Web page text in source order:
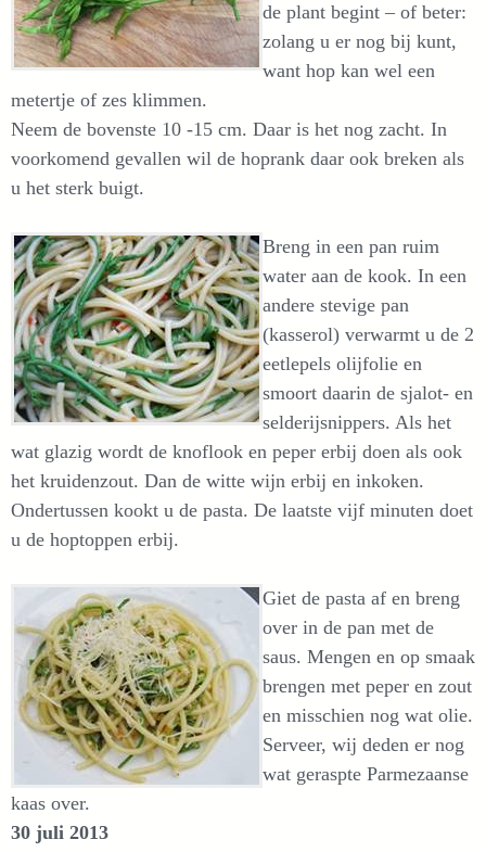
de plant begint – of beter:
zolang u er nog bij kunt,
want hop kan wel een
metertje of zes klimmen.
Neem de bovenste 10 -15 cm. Daar is het nog zacht. In
voorkomend gevallen wil de hoprank daar ook breken als
u het sterk buigt.
Breng in een pan ruim
water aan de kook. In een
andere stevige pan
(kasserol) verwarmt u de 2
eetlepels olijfolie en
smoort daarin de sjalot- en
selderijsnippers. Als het
wat glazig wordt de knoflook en peper erbij doen als ook
het kruidenzout. Dan de witte wijn erbij en inkoken.
Ondertussen kookt u de pasta. De laatste vijf minuten doet
u de hoptoppen erbij.
Giet de pasta af en breng
over in de pan met de
saus. Mengen en op smaak
brengen met peper en zout
en misschien nog wat olie.
Serveer, wij deden er nog
wat geraspte Parmezaanse
kaas over.
30 juli 2013